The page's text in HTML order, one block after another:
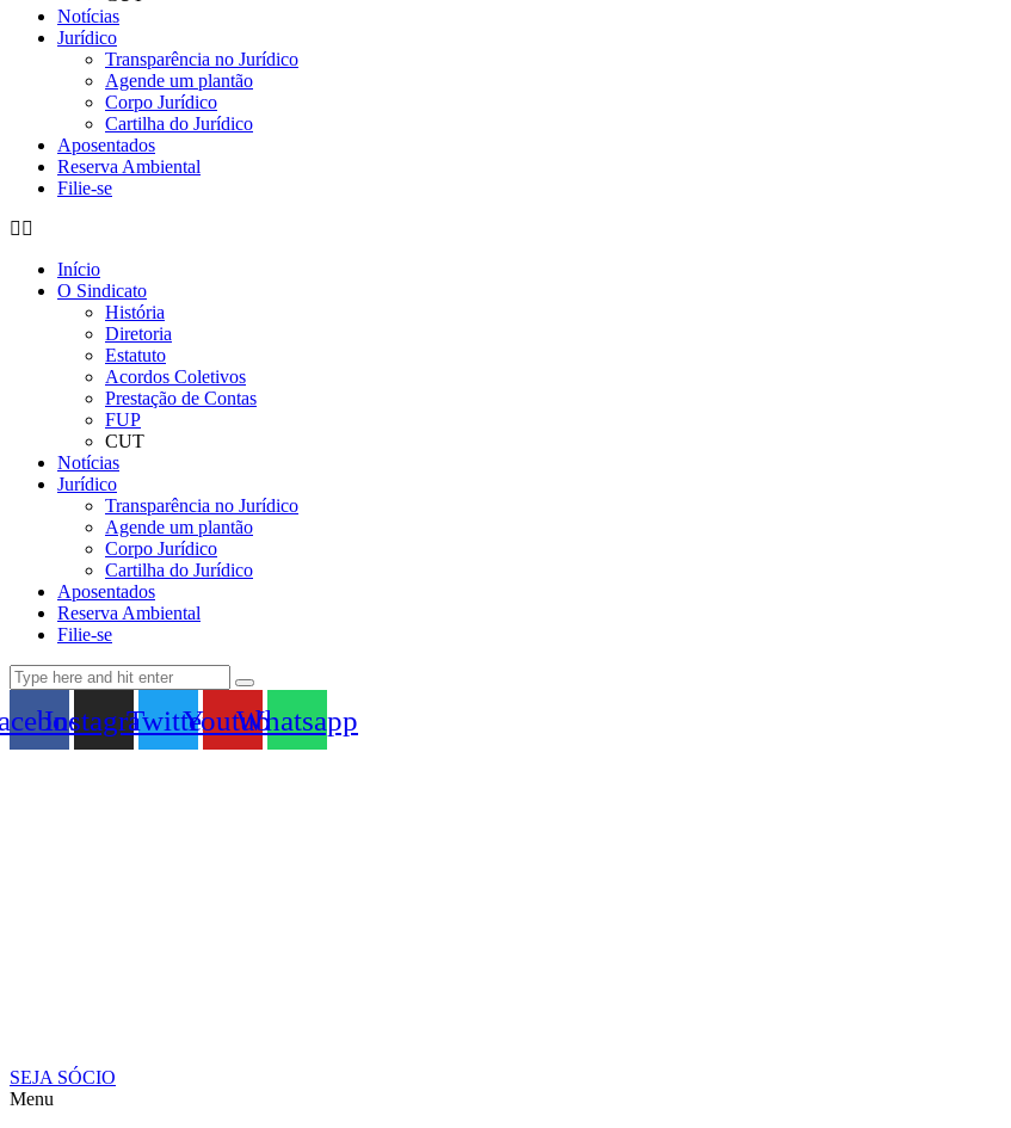
Notícias
Jurídico
Transparência no Jurídico
Agende um plantão
Corpo Jurídico
Cartilha do Jurídico
Aposentados
Reserva Ambiental
Filie-se
Início
O Sindicato
História
Diretoria
Estatuto
Acordos Coletivos
Prestação de Contas
FUP
CUT
Notícias
Jurídico
Transparência no Jurídico
Agende um plantão
Corpo Jurídico
Cartilha do Jurídico
Aposentados
Reserva Ambiental
Filie-se
InstagramTwitterYoutubeWhatsapp
SEJA SÓCIO
Menu